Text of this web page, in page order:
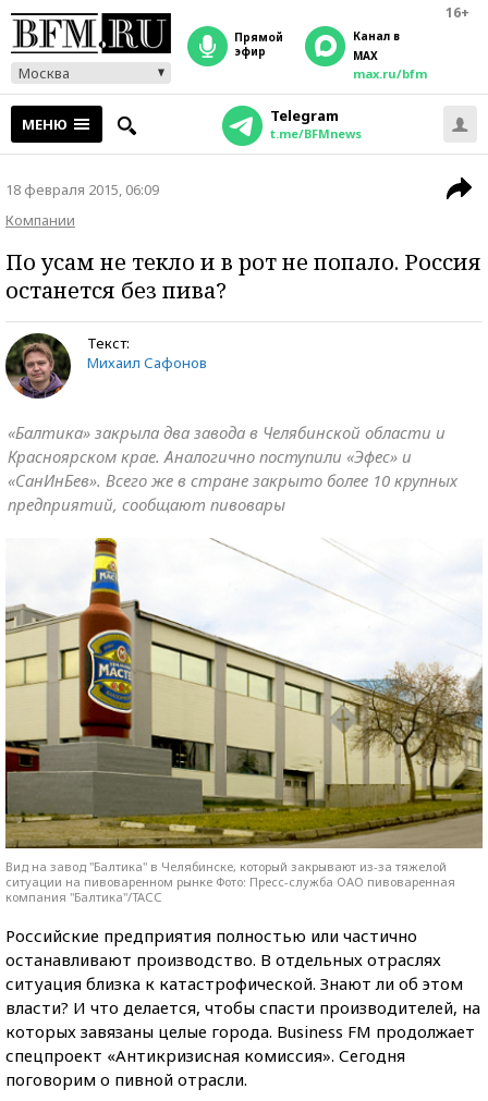
16+
Москва
прямой
эфир
Канал в
MAX
max.ru/bfm
МЕНЮ Telegram
t.me/BFMnews
18 февраля 2015, 06:09
Компании
По усам не текло и в рот не попало. Россия
останется без пива?
Текст:
Михаил Сафонов
«Балтика» закрыла два завода в Челябинской области и
Красноярском крае. Аналогично поступили «Эфес» и
«СанИнБев». Всего же в стране закрыто более 10 крупных
предприятий, сообщают пивовары
Вид на завод "Балтика" в Челябинске, который закрывают из-за тяжелой
ситуации на пивоваренном рынке Фото: Пресс-служба ОАО пивоваренная
компания "Балтика"/ТАСС
Российские предприятия полностью или частично
останавливают производство. В отдельных отраслях
ситуация близка к катастрофической. Знают ли об этом
власти? И что делается, чтобы спасти производителей, на
которых завязаны целые города. Business FM продолжает
спецпроект «Антикризисная комиссия». Сегодня
поговорим о пивной отрасли.